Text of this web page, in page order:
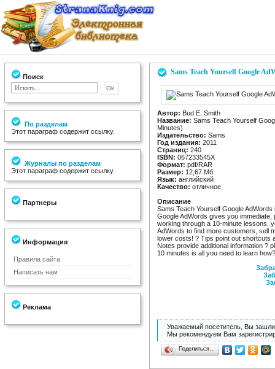
Поиск
По разделам
Этот параграф содержит ссылку.
Журналы по разделам
Этот параграф содержит ссылку.
Партнеры
Информация
Правила сайта
Написать нам
Реклама
Sams Teach Yourself Google
Автор: Bud E. Smith
Название: Sams Teach Yourself
Minutes)
Издательство: Sams
Год издания: 2011
Страниц: 240
ISBN: 067233545X
Формат: pdf/RAR
Размер: 12,67 Мб
Язык: английский
Качество: отличное
Описание
Sams Teach Yourself Google
Google AdWords gives you
working through a 10-minute lessons,
AdWords to find more customers, sell
lower costs! ? Tips point out shortcuts
Notes provide additional information ?
10 minutes is all you need to learn how?
Уважаемый посетитель, Вы зашли
Мы рекомендуем Вам
Поделиться…